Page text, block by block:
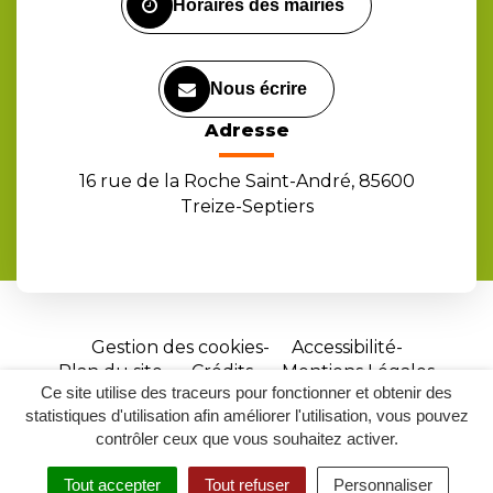
Ce site utilise des traceurs pour fonctionner et obtenir des
statistiques d'utilisation afin améliorer l'utilisation, vous pouvez
contrôler ceux que vous souhaitez activer.
Tout accepter Tout refuser Personnaliser
Horaires des mairies
Nous écrire
Adresse
16 rue de la Roche Saint-André, 85600
Treize-Septiers
Gestion des cookies
Accessibilité
Plan du site
Crédits
Mentions Légales
Site
réalisé
par
Inovagora